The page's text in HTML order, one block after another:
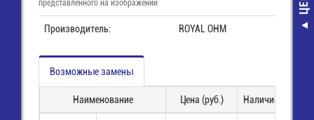
126,00
65,00 руб.
представленного на изображении
Производитель: ROYAL OHM
Возможные замены
Наименование Цена (руб.) Наличие